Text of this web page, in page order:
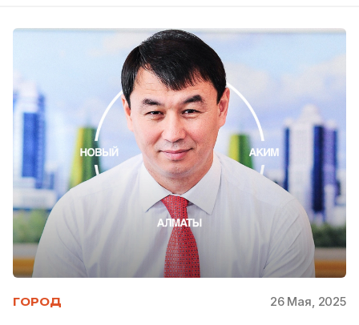
ГОРОД 26 Мая, 2025